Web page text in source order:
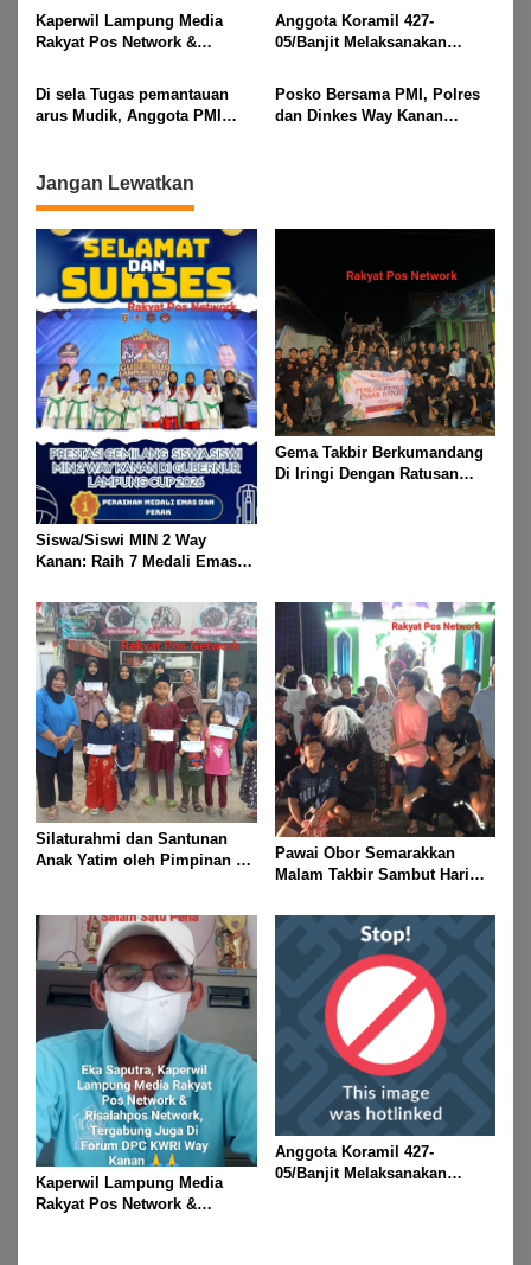
Idul Fitri di Way Kanan
M, Di Kampung Simpang
Asam, Kecamatan Banjit
Kaperwil Lampung Media
Rakyat Pos Network &
Network,Tergabung Di Forum
DPC KWRI, Way Kanan :
Mengucapkan Selamat Hari
Anggota Koramil 427-
05/Banjit Melaksanakan
ogoh Di Wilayah Bali Sadhar,
Kecamatan Banjit
Di sela Tugas pemantauan
arus Mudik, Anggota PMI
Demi Selamatkan Nyawa
Posko Bersama PMI, Polres
dan Dinkes Way Kanan
Jangan Lewatkan
Siswa/Siswi MIN 2 Way
Kanan: Raih 7 Medali Emas
Gubernur Lampung Cup 2
Taekwondo Championship
2026
Gema Takbir Berkumandang
Di Iringi Dengan Ratusan
Silaturahmi dan Santunan
Anak Yatim oleh Pimpinan PT
Pawai Obor Semarakkan
Malam Takbir Sambut Hari
M, Di Kampung Simpang
Asam, Kecamatan Banjit
Kaperwil Lampung Media
Rakyat Pos Network &
Anggota Koramil 427-
05/Banjit Melaksanakan